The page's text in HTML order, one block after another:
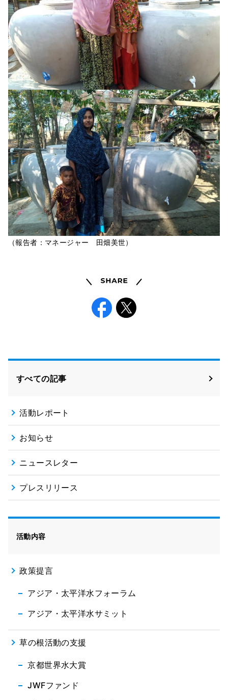
（報告者：マネージャー 田畑美世）
Share
すべての記事
活動レポート
お知らせ
ニュースレター
プレスリリース
活動内容
政策提言
アジア・太平洋水フォーラム
アジア・太平洋水サミット
草の根活動の支援
京都世界水大賞
JWFファンド